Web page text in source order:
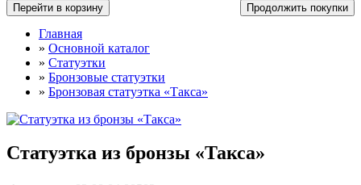
Перейти в корзину Продолжить покупки
Главная
» Основной каталог
» Статуэтки
» Бронзовые статуэтки
» Бронзовая статуэтка «Такса»
Статуэтка из бронзы «Такса»